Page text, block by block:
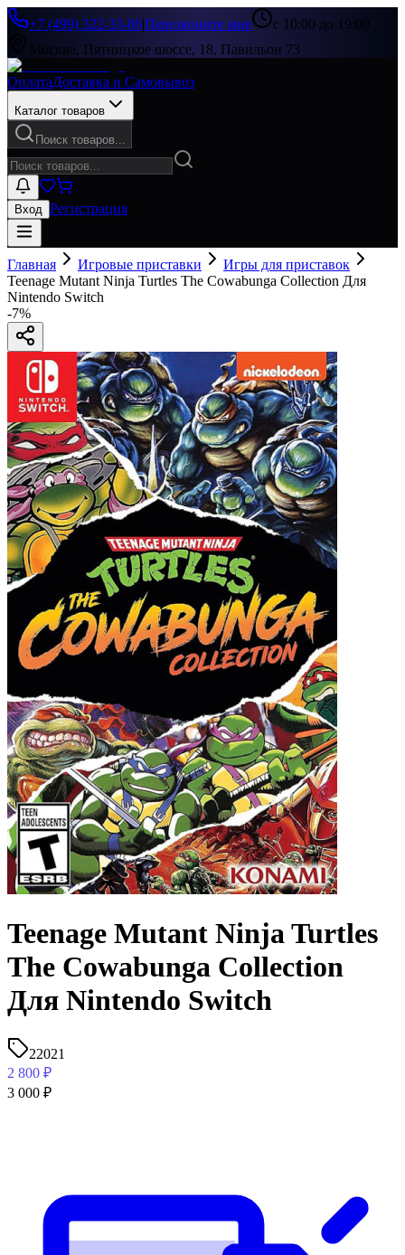
+7 (499) 322-33-86|Перезвоните мне
с 10:00 до 19:00
Москва, Пятницкое шоссе, 18, Павильон 73
ОплатаДоставка и Самовывоз
Каталог товаров
Поиск товаров...
Вход Регистрация
Главная Игровые приставки
Игры для приставок
Teenage Mutant Ninja Turtles The Cowabunga Collection Для
Nintendo Switch
-7%
Teenage Mutant Ninja Turtles
The Cowabunga Collection
Для Nintendo Switch
22021
2 800 ₽
3 000 ₽